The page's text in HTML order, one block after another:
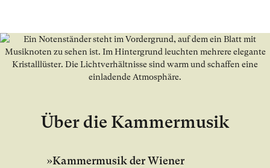
Über die Kammermusik
»Kammermusik der Wiener